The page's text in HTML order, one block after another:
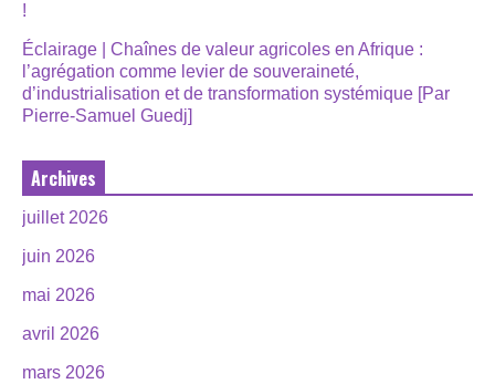
!
Éclairage | Chaînes de valeur agricoles en Afrique :
l’agrégation comme levier de souveraineté,
d’industrialisation et de transformation systémique [Par
Pierre-Samuel Guedj]
Archives
juillet 2026
juin 2026
mai 2026
avril 2026
mars 2026